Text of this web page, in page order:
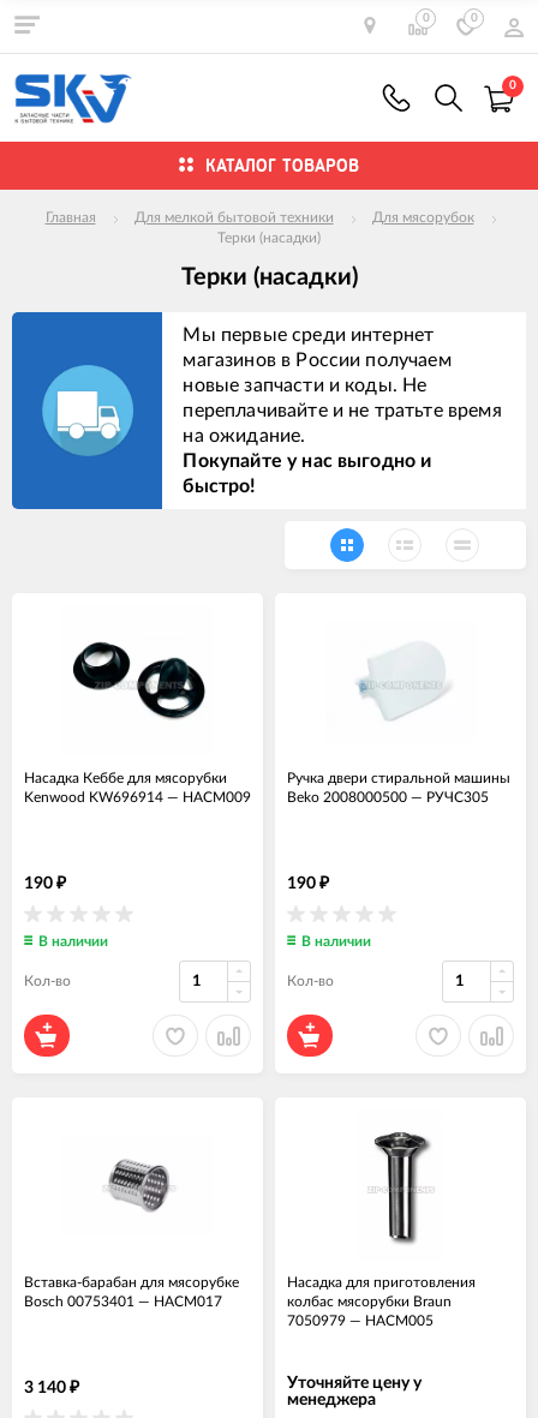
0 0
0
КАТАЛОГ ТОВАРОВ
Главная Для мелкой бытовой техники
Для мясорубок
Терки (насадки)
Терки (насадки)
Мы первые среди интернет
магазинов в России получаем
новые запчасти и коды. Не
переплачивайте и не тратьте время
на ожидание.
Покупайте у нас выгодно и
быстро!
Насадка Кеббе для мясорубки
Kenwood KW696914 — НАСМ009
190 ₽
В наличии
Кол-во
Ручка двери стиральной машины
Beko 2008000500 — РУЧС305
190 ₽
В наличии
Кол-во
Вставка-барабан для мясорубке
Bosch 00753401 — НАСМ017
3 140 ₽
Насадка для приготовления
колбас мясорубки Braun
7050979 — НАСМ005
Уточняйте цену у
менеджера